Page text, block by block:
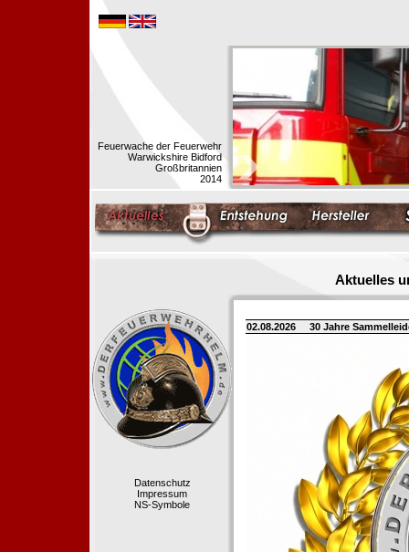
Feuerwache der Feuerwehr
Warwickshire Bidford
Großbritannien
2014
Aktuelles
Datenschutz
Impressum
NS-Symbole
02.08.2026 30 Jahre